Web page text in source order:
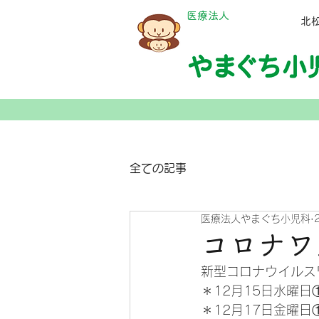
​医療法人
北
全ての記事
コロナ
医療法人やまぐち小児科
新型コロナウイル
＊12月15日水曜
＊12月17日金曜